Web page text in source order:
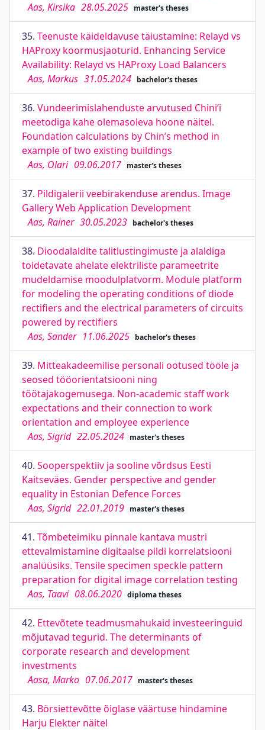
Aas, Kirsika 28.05.2025 master's theses
35. Teenuste käideldavuse täiustamine: Relayd vs
HAProxy koormusjaoturid. Enhancing Service
Availability: Relayd vs HAProxy Load Balancers
Aas, Markus 31.05.2024 bachelor's theses
36. Vundeerimislahenduste arvutused Chini’i
meetodiga kahe olemasoleva hoone näitel.
Foundation calculations by Chin’s method in
example of two existing buildings
Aas, Olari 09.06.2017 master's theses
37. Pildigalerii veebirakenduse arendus. Image
Gallery Web Application Development
Aas, Rainer 30.05.2023 bachelor's theses
38. Dioodalaldite talitlustingimuste ja alaldiga
toidetavate ahelate elektriliste parameetrite
mudeldamise moodulplatvorm. Module platform
for modeling the operating conditions of diode
rectifiers and the electrical parameters of circuits
powered by rectifiers
Aas, Sander 11.06.2025 bachelor's theses
39. Mitteakadeemilise personali ootused tööle ja
seosed tööorientatsiooni ning
töötajakogemusega. Non-academic staff work
expectations and their connection to work
orientation and employee experience
Aas, Sigrid 22.05.2024 master's theses
40. Sooperspektiiv ja sooline võrdsus Eesti
Kaitseväes. Gender perspective and gender
equality in Estonian Defence Forces
Aas, Sigrid 22.01.2019 master's theses
41. Tõmbeteimiku pinnale kantava mustri
ettevalmistamine digitaalse pildi korrelatsiooni
analüüsiks. Tensile specimen speckle pattern
preparation for digital image correlation testing
Aas, Taavi 08.06.2020 diploma theses
42. Ettevõtete teadmusmahukaid investeeringuid
mõjutavad tegurid. The determinants of
corporate research and development
investments
Aasa, Marko 07.06.2017 master's theses
43. Börsiettevõtte õiglase väärtuse hindamine
Harju Elekter näitel